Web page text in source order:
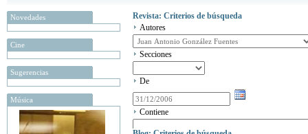
Novedades
Cine
Sugerencias
Música
Revista: Criterios de búsqueda
Autores
Secciones
De
Contiene